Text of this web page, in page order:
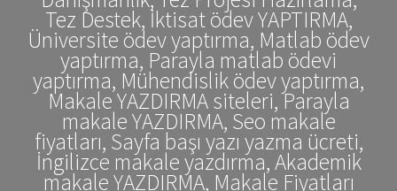
Tez Destek, İktisat ödev YAPTIRMA,
Üniversite ödev yaptırma, Matlab ödev
yaptırma, Parayla matlab ödevi
yaptırma, Mühendislik ödev yaptırma,
Makale YAZDIRMA siteleri, Parayla
makale YAZDIRMA, Seo makale
fiyatları, Sayfa başı yazı yazma ücreti,
İngilizce makale yazdırma, Akademik
makale YAZDIRMA, Makale Fiyatları